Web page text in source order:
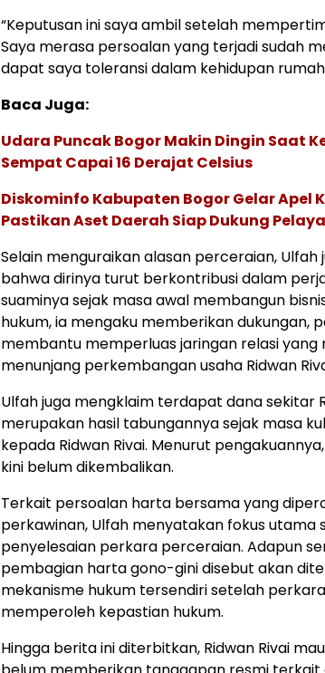
“Keputusan ini saya ambil setelah
Saya merasa persoalan yang terjadi sudah
dapat saya toleransi dalam kehidupan
Baca Juga:
Udara Puncak Bogor Makin Dingin Saat
Sempat Capai 16 Derajat Celsius
Diskominfo Kabupaten Bogor Gelar Apel
Pastikan Aset Daerah Siap Dukung
Selain menguraikan alasan perceraian,
bahwa dirinya turut berkontribusi dalam
suaminya sejak masa awal membangun
hukum, ia mengaku memberikan dukungan,
membantu memperluas jaringan relasi
menunjang perkembangan usaha Ridwan
Ulfah juga mengklaim terdapat dana sekitar
merupakan hasil tabungannya sejak masa
kepada Ridwan Rivai. Menurut
kini belum dikembalikan.
Terkait persoalan harta bersama yang
perkawinan, Ulfah menyatakan fokus utama
penyelesaian perkara perceraian. Adapun
pembagian harta gono-gini disebut akan
mekanisme hukum tersendiri setelah
memperoleh kepastian hukum.
Hingga berita ini diterbitkan, Ridwan Rivai